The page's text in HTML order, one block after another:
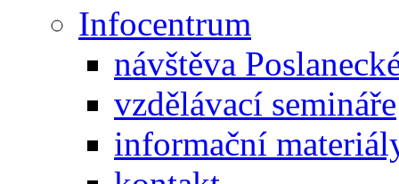
Infocentrum
návštěva
vzdělávací semináře
informační